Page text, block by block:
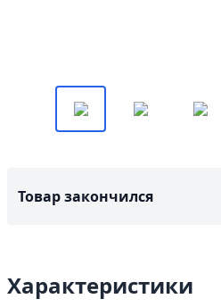
Товар закончился
Характеристики